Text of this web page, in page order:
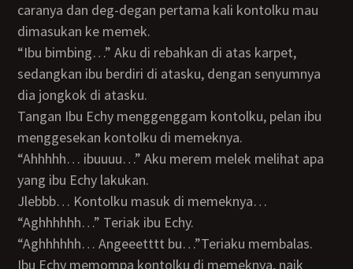
caranya dan deg-degan pertama kali kontolku mau
dimasukan ke memek.
“Ibu bimbing…” Aku di rebahkan di atas karpet,
sedangkan ibu berdiri di atasku, dengan senyumnya
dia jongkok di atasku.
Tangan Ibu Echy menggenggam kontolku, pelan ibu
menggesekan kontolku di memeknya.
“Ahhhhh… ibuuuu…” Aku merem melek melihat apa
yang ibu Echy lakukan.
Jlebbb… Kontolku masuk di memeknya…
“Aghhhhhh…” Teriak ibu Echy.
“Aghhhhhh… Angeeetttt bu…”Teriaku membalas.
Ibu Echy memompa kontolku di memeknya, naik